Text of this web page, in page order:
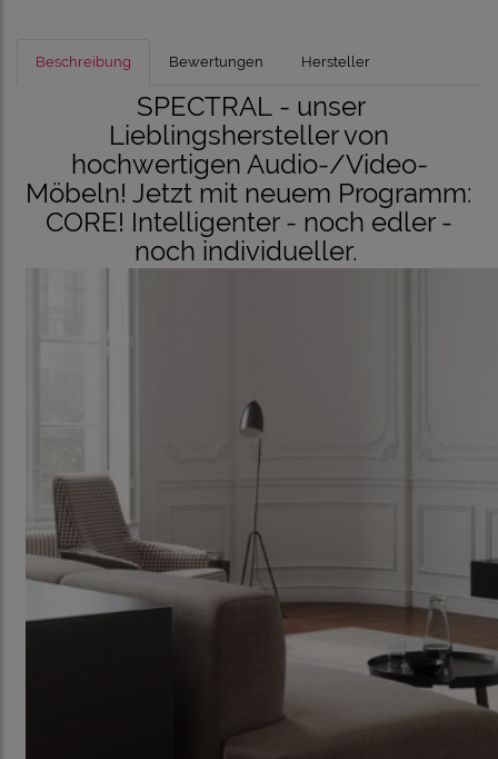
Beschreibung Bewertungen Hersteller
SPECTRAL - unser
Lieblingshersteller von
hochwertigen Audio-/Video-
Möbeln! Jetzt mit neuem Programm:
CORE! Intelligenter - noch edler -
noch individueller.